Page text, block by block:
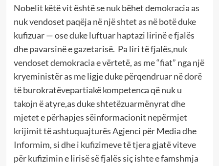
Nobelit këtë vit është se nuk bëhet demokracia as
nuk vendoset paqëja në një shtet as në botë duke
kufizuar — ose duke luftuar haptazi lirinë e fjalës
dhe pavarsinë e gazetarisë. Pa liri të fjalës,nuk
vendoset demokracia e vërtetë, as me “fiat” nga një
kryeministër as me ligje duke përqendruar në dorë
të burokratëvepartiakë kompetenca që nuk u
takojn ë atyre,as duke shtetëzuarmënyrat dhe
mjetet e përhapjes sëinformacionit nepërmjet
krijimit të ashtuquajturës Agjenci për Media dhe
Informim, si dhe i kufizimeve të tjera gjatë viteve
për kufizimin e lirisë së fjalës siç ishte e famshmja